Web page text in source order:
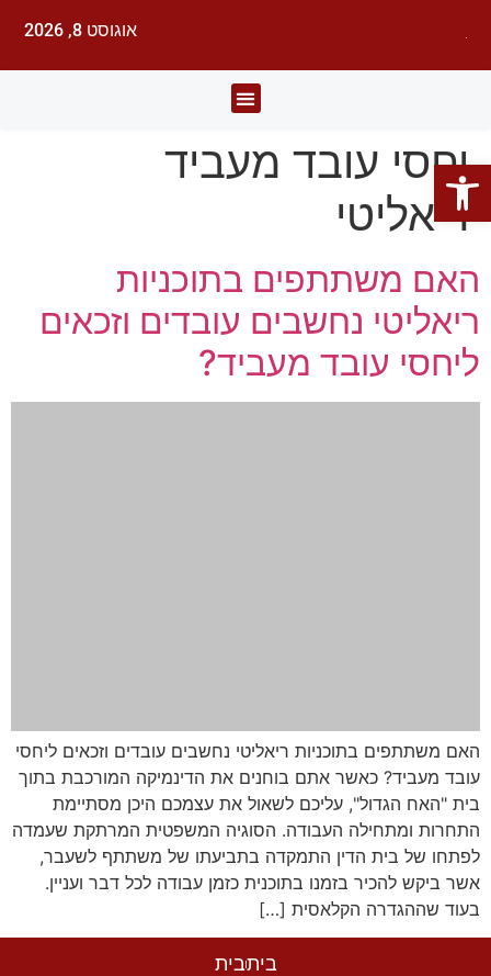
אוגוסט 8, 2026
יחסי עובד מעביד
ריאליטי
האם משתתפים בתוכניות
ריאליטי נחשבים עובדים וזכאים
ליחסי עובד מעביד?
האם משתתפים בתוכניות ריאליטי נחשבים עובדים וזכאים ליחסי
עובד מעביד? כאשר אתם בוחנים את הדינמיקה המורכבת בתוך
בית "האח הגדול", עליכם לשאול את עצמכם היכן מסתיימת
התחרות ומתחילה העבודה. הסוגיה המשפטית המרתקת שעמדה
לפתחו של בית הדין התמקדה בתביעתו של משתתף לשעבר,
אשר ביקש להכיר בזמנו בתוכנית כזמן עבודה לכל דבר ועניין.
בעוד שההגדרה הקלאסית […]
ביתבית
פתח סרגל נגישות